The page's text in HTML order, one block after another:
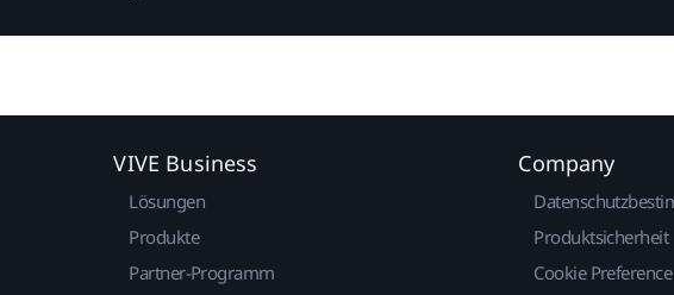
VIVE Business
Lösungen
Produkte
Partner-Programm
Company
Produktsicherheit
Cookie Preference